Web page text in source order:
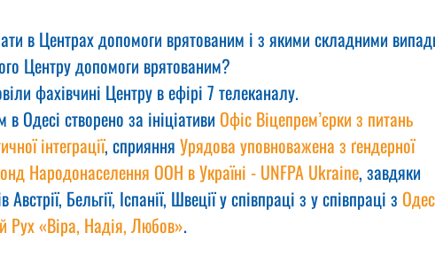
в Центрах допомоги врятованим і з якими складними
Центру допомоги врятованим?
фахівчині Центру в ефірі 7 телеканалу.
Одесі створено за ініціативи Офіс Віцепрем’єрки з питань
інтеграції, сприяння Урядова уповноважена з ґендерної
Народонаселення ООН в Україні - UNFPA Ukraine, завдяки
Бельгії, Іспанії, Швеції у співпраці з у співпраці з
Рух «Віра, Надія, Любов».